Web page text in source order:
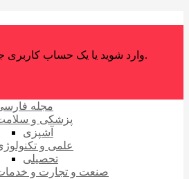
وارد شوید یا یک حساب کاربری جدید ایجاد کنید.
مجله
پزشکی و
آشپزی
علمی و
تحصیلی
صنعت و تجارت و